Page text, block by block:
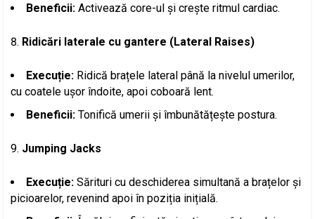
Beneficii: Activează core-ul și crește ritmul cardiac.
Ridicări laterale cu gantere (Lateral Raises)
Execuție: Ridică brațele lateral până la nivelul umerilor,
cu coatele ușor îndoite, apoi coboară lent.
Beneficii: Tonifică umerii și îmbunătățește postura.
Jumping Jacks
Execuție: Sărituri cu deschiderea simultană a brațelor și
picioarelor, revenind apoi în poziția inițială.